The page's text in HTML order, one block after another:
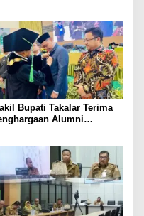
Bupati Takalar Terima
Alumni